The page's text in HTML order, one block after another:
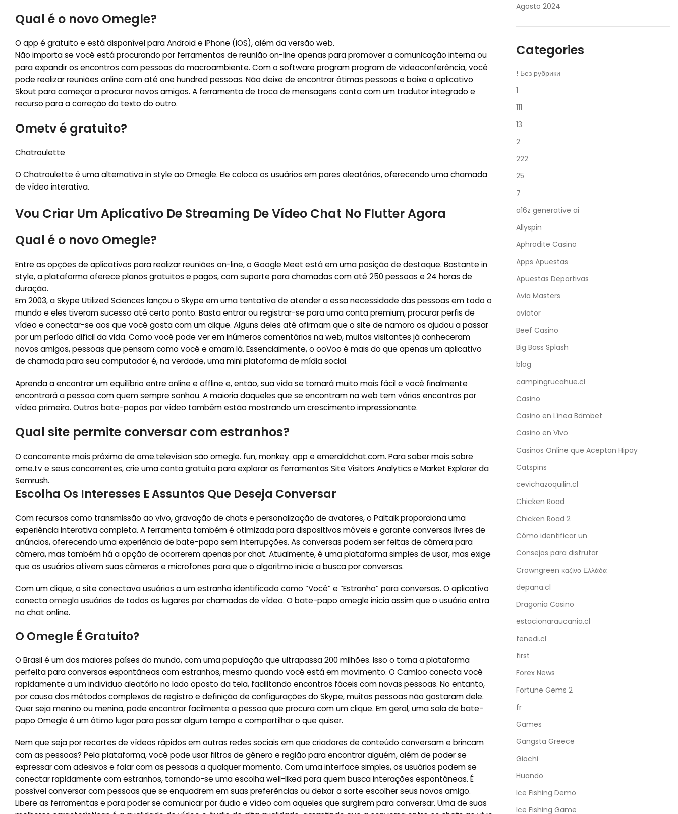
Qual é o novo Omegle?
O app é gratuito e está disponível para Android e iPhone (iOS), além da versão web.
Não importa se você está procurando por ferramentas de reunião on-line apenas para promover a comunicação interna ou
para expandir os encontros com pessoas do macroambiente. Com o software program program de videoconferência, você
pode realizar reuniões online com até one hundred pessoas. Não deixe de encontrar ótimas pessoas e baixe o aplicativo
Skout para começar a procurar novos amigos. A ferramenta de troca de mensagens conta com um tradutor integrado e
recurso para a correção do texto do outro.
Ometv é gratuito?
Chatroulette
O Chatroulette é uma alternativa in style ao Omegle. Ele coloca os usuários em pares aleatórios, oferecendo uma chamada
de vídeo interativa.
Vou Criar Um Aplicativo De Streaming De Vídeo Chat No Flutter Agora
Qual é o novo Omegle?
Entre as opções de aplicativos para realizar reuniões on-line, o Google Meet está em uma posição de destaque. Bastante in
style, a plataforma oferece planos gratuitos e pagos, com suporte para chamadas com até 250 pessoas e 24 horas de
duração.
Em 2003, a Skype Utilized Sciences lançou o Skype em uma tentativa de atender a essa necessidade das pessoas em todo o
mundo e eles tiveram sucesso até certo ponto. Basta entrar ou registrar-se para uma conta premium, procurar perfis de
vídeo e conectar-se aos que você gosta com um clique. Alguns deles até afirmam que o site de namoro os ajudou a passar
por um período difícil da vida. Como você pode ver em inúmeros comentários na web, muitos visitantes já conheceram
novos amigos, pessoas que pensam como você e amam lá. Essencialmente, o ooVoo é mais do que apenas um aplicativo
de chamada para seu computador é, na verdade, uma mini plataforma de mídia social.
Aprenda a encontrar um equilíbrio entre online e offline e, então, sua vida se tornará muito mais fácil e você finalmente
encontrará a pessoa com quem sempre sonhou. A maioria daqueles que se encontram na web tem vários encontros por
vídeo primeiro. Outros bate-papos por vídeo também estão mostrando um crescimento impressionante.
Qual site permite conversar com estranhos?
O concorrente mais próximo de ome.television são omegle. fun, monkey. app e emeraldchat.com. Para saber mais sobre
ome.tv e seus concorrentes, crie uma conta gratuita para explorar as ferramentas Site Visitors Analytics e Market Explorer da
Semrush.
Escolha Os Interesses E Assuntos Que Deseja Conversar
Com recursos como transmissão ao vivo, gravação de chats e personalização de avatares, o Paltalk proporciona uma
experiência interativa completa. A ferramenta também é otimizada para dispositivos móveis e garante conversas livres de
anúncios, oferecendo uma experiência de bate-papo sem interrupções. As conversas podem ser feitas de câmera para
câmera, mas também há a opção de ocorrerem apenas por chat. Atualmente, é uma plataforma simples de usar, mas exige
que os usuários ativem suas câmeras e microfones para que o algoritmo inicie a busca por conversas.
Com um clique, o site conectava usuários a um estranho identificado como “Você” e “Estranho” para conversas. O aplicativo
conectaomeglausuários de todos os lugares por chamadas de vídeo. O bate-papo omegle inicia assim que o usuário entra
no chat online.
O Omegle É Gratuito?
O Brasil é um dos maiores países do mundo, com uma população que ultrapassa 200 milhões. Isso o torna a plataforma
perfeita para conversas espontâneas com estranhos, mesmo quando você está em movimento. O Camloo conecta você
rapidamente a um indivíduo aleatório no lado oposto da tela, facilitando encontros fáceis com novas pessoas. No entanto,
por causa dos métodos complexos de registro e definição de configurações do Skype, muitas pessoas não gostaram dele.
Quer seja menino ou menina, pode encontrar facilmente a pessoa que procura com um clique. Em geral, uma sala de bate-
papo Omegle é um ótimo lugar para passar algum tempo e compartilhar o que quiser.
Nem que seja por recortes de vídeos rápidos em outras redes sociais em que criadores de conteúdo conversam e brincam
com as pessoas? Pela plataforma, você pode usar filtros de gênero e região para encontrar alguém, além de poder se
expressar com adesivos e falar com as pessoas a qualquer momento. Com uma interface simples, os usuários podem se
conectar rapidamente com estranhos, tornando-se uma escolha well-liked para quem busca interações espontâneas. É
possível conversar com pessoas que se enquadrem em suas preferências ou deixar a sorte escolher seus novos amigo.
Libere as ferramentas e para poder se comunicar por áudio e vídeo com aqueles que surgirem para conversar. Uma de suas
Agosto 2024
Categories
! Без рубрики
1
111
13
2
222
25
7
a16z generative ai
Allyspin
Aphrodite Casino
Apps Apuestas
Apuestas Deportivas
Avia Masters
aviator
Beef Casino
Big Bass Splash
blog
campingrucahue.cl
Casino
Casino en Línea Bdmbet
Casino en Vivo
Casinos Online que Aceptan Hipay
Catspins
cevichazoquilin.cl
Chicken Road
Chicken Road 2
Cómo identificar un
Consejos para disfrutar
Crowngreen καζίνο Ελλάδα
depana.cl
Dragonia Casino
estacionaraucania.cl
fenedi.cl
first
Forex News
Fortune Gems 2
fr
Games
Gangsta Greece
Giochi
Huando
Ice Fishing Demo
Ice Fishing Game